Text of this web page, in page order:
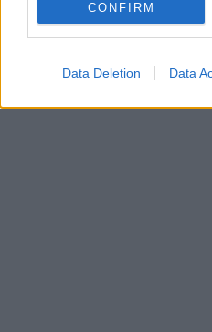
CONFIRM
Data Deletion Data